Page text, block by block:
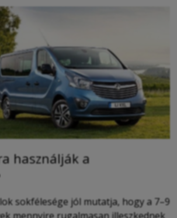
használják a
sokfélesége jól mutatja, hogy a 7–9
mennyire rugalmasan illeszkednek